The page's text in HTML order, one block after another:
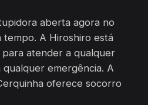
aberta agora no
A Hiroshiro está
atender a qualquer
emergência. A
oferece socorro